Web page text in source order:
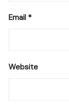
Email *
Website